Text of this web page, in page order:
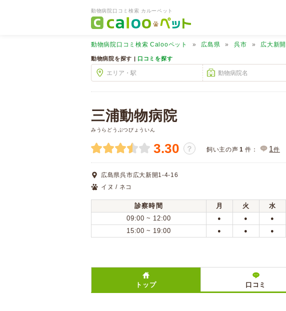
動物病院口コミ検索 カルーペット
動物病院口コミ検索 Calooペット 広島県 呉市 広大新開
動物病院を探す | 口コミを探す
三浦動物病院
みうらどうぶつびょういん
3.30 ？ 飼い主の声 1 件： 1件
広島県呉市広大新開1-4-16
イヌ / ネコ
診察時間 月 火 水
09:00 ~ 12:00
● ● ●
15:00 ~ 19:00 ● ● ●
トップ 口コミ